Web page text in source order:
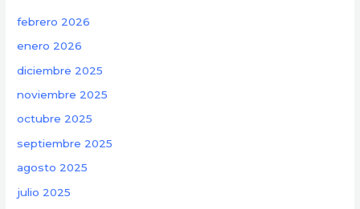
febrero 2026
enero 2026
diciembre 2025
noviembre 2025
octubre 2025
septiembre 2025
agosto 2025
julio 2025